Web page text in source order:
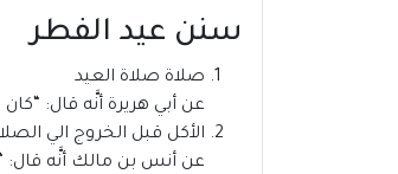
سنن عيد الفطر
صلاة صلاة العيد
عن أبي هريرة أنَّه قال:
الأكل قبل الخروج الي
عن أنس بن مالك أنَّه قال: